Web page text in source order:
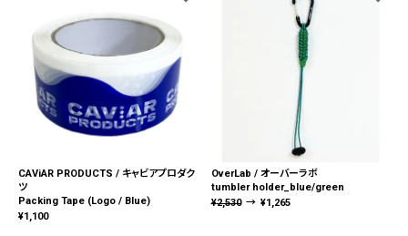
CAViAR PRODUCTS / キャビアプロダク
ツ
Packing Tape (Logo / Blue)
¥1,100
OverLab / オーバーラボ
tumbler holder_blue/green
¥2,530 → ¥1,265